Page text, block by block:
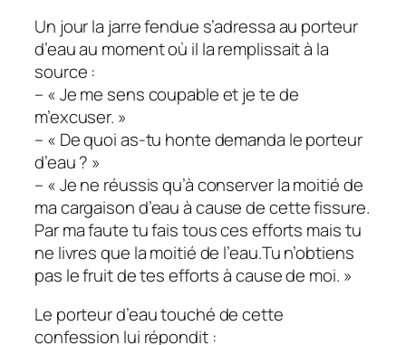
Un jour la jarre fendue s’adressa au porteur
d’eau au moment où il la remplissait à la
source :
– « Je me sens coupable et je te de
m’excuser. »
– « De quoi as-tu honte demanda le porteur
d’eau ? »
– « Je ne réussis qu’à conserver la moitié de
ma cargaison d’eau à cause de cette fissure.
Par ma faute tu fais tous ces efforts mais tu
ne livres que la moitié de l’eau.Tu n’obtiens
pas le fruit de tes efforts à cause de moi. »
Le porteur d’eau touché de cette
confession lui répondit :